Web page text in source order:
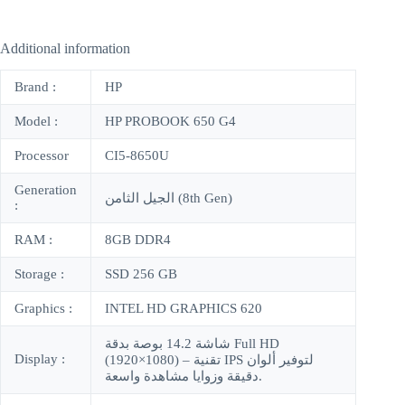
Additional information
Brand : HP
Model : HP PROBOOK 650 G4
Processor CI5-8650U
Generation
:
الجيل الثامن (8th Gen)
RAM : 8GB DDR4
Storage : SSD 256 GB
Graphics : INTEL HD GRAPHICS 620
Display :
شاشة 14.2 بوصة بدقة Full HD
(1920×1080) – تقنية IPS لتوفير ألوان
دقيقة وزوايا مشاهدة واسعة.